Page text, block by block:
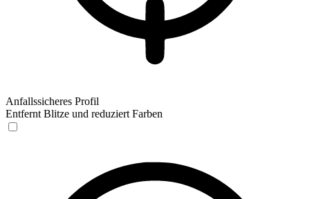
Anfallssicheres Profil
Entfernt Blitze und reduziert Farben